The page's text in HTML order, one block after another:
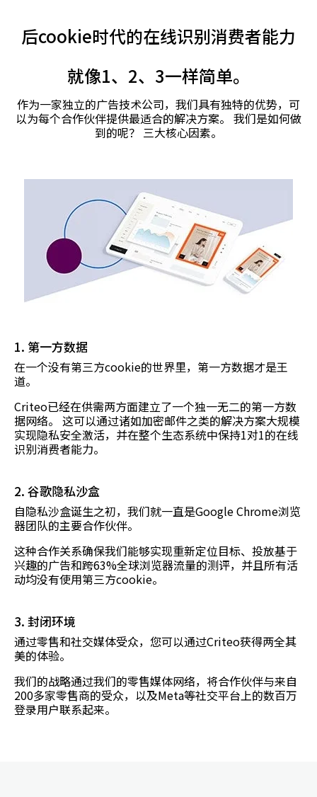
后cookie时代的在线识别消费者能力
就像1、2、3一样简单。
作为一家独立的广告技术公司，我们具有独特的优势，可
以为每个合作伙伴提供最适合的解决方案。 我们是如何做
到的呢？ 三大核心因素。
1. 第一方数据
在一个没有第三方cookie的世界里，第一方数据才是王
道。
Criteo已经在供需两方面建立了一个独一无二的第一方数
据网络。 这可以通过诸如加密邮件之类的解决方案大规模
实现隐私安全激活，并在整个生态系统中保持1对1的在线
识别消费者能力。
2. 谷歌隐私沙盒
自隐私沙盒诞生之初，我们就一直是Google Chrome浏览
器团队的主要合作伙伴。
这种合作关系确保我们能够实现重新定位目标、投放基于
兴趣的广告和跨63%全球浏览器流量的测评，并且所有活
动均没有使用第三方cookie。
3. 封闭环境
通过零售和社交媒体受众，您可以通过Criteo获得两全其
美的体验。
我们的战略通过我们的零售媒体网络，将合作伙伴与来自
200多家零售商的受众，以及Meta等社交平台上的数百万
登录用户联系起来。